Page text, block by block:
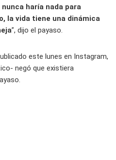
haría nada para
la vida tiene una dinámica
”, dijo el payaso.
este lunes en Instagram,
negó que existiera